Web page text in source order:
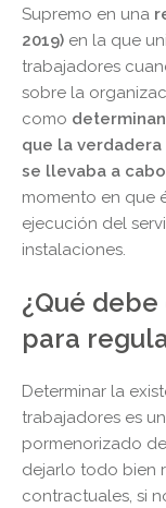
Supremo en una
2019) en la que
trabajadores
sobre la
como
que la
se llevaba a
momento en que
ejecución del
instalaciones.
¿Qué
para
Determinar la
trabajadores es
pormenorizado
dejarlo todo bien
contractuales, si